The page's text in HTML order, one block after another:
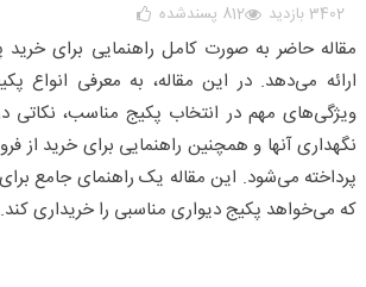
3402 بازدید 812 پسندشده
مقاله حاضر به صورت کامل راهنمایی برای خرید
ارائه می‌دهد. در این مقاله، به معرفی انواع
ویژگی‌های مهم در انتخاب پکیج مناسب،
نگهداری آنها و همچنین راهنمایی برای خرید از
پرداخته می‌شود. این مقاله یک راهنمای جامع
که می‌خواهد پکیج دیواری مناسبی را خریداری کند.